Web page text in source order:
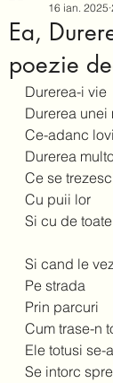
Ea,
poezie
16 ian. 2025
Durerea-i vie
Durerea unei
Ce-adanc
Durerea
Ce se
Cu puii lor
Si cu de toate
Si cand le
Pe strada
Prin parcuri
Cum trase-n
Ele totusi se-
Se intorc